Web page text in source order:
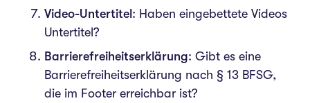
Video-Untertitel : Haben eingebettete Videos
Untertitel?
Barrierefreiheitserklärung: Gibt es eine
Barrierefreiheitserklärung nach § 13 BFSG,
die im Footer erreichbar ist?